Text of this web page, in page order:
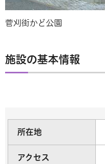
菅刈街かど公園
施設の基本情報
所在地
アクセス